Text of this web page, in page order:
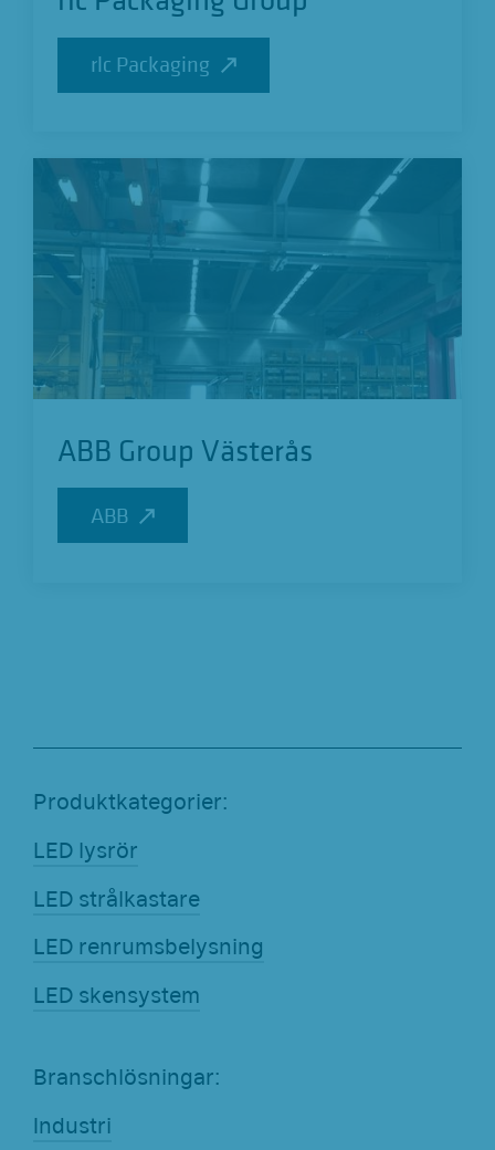
rlc Packaging
rlc Packaging
ABB Group Västerås
ABB
ABB
Produktkategorier:
LED lysrör
LED strålkastare
LED renrumsbelysning
LED skensystem
Branschlösningar:
Industri